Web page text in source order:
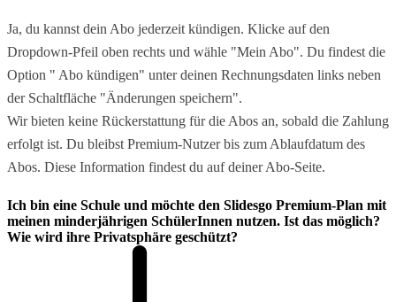
Ja, du kannst dein Abo jederzeit kündigen. Klicke auf den
Dropdown-Pfeil oben rechts und wähle "Mein Abo". Du findest die
Option " Abo kündigen" unter deinen Rechnungsdaten links neben
der Schaltfläche "Änderungen speichern".
Wir bieten keine Rückerstattung für die Abos an, sobald die Zahlung
erfolgt ist. Du bleibst Premium-Nutzer bis zum Ablaufdatum des
Abos. Diese Information findest du auf deiner Abo-Seite.
Ich bin eine Schule und möchte den Slidesgo Premium-Plan mit
meinen minderjährigen SchülerInnen nutzen. Ist das möglich?
Wie wird ihre Privatsphäre geschützt?